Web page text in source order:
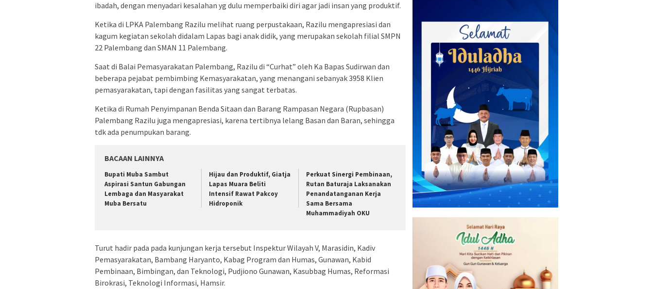
ibadah, dengan menyadari kesalahan yg dulu memperbaiki diri agar jadi insan yang produktif.
Ketika di LPKA Palembang Razilu melihat ruang perpustakaan, Razilu mengapresiasi dan
kagum kegiatan sekolah didalam Lapas bagi anak didik, yang merupakan sekolah filial SMPN
22 Palembang dan SMAN 11 Palembang.
Saat di Balai Pemasyarakatan Palembang, Razilu di “Curhat” oleh Ka Bapas Sudirwan dan
beberapa pejabat pembimbing Kemasyarakatan, yang menangani sebanyak 3958 Klien
pemasyarakatan, tapi dengan fasilitas yang sangat terbatas.
Ketika di Rumah Penyimpanan Benda Sitaan dan Barang Rampasan Negara (Rupbasan)
Palembang Razilu juga mengapresiasi, karena tertibnya lelang Basan dan Baran, sehingga
tdk ada penumpukan barang.
BACAAN LAINNYA
Bupati Muba Sambut
Aspirasi Santun Gabungan
Lembaga dan Masyarakat
Muba Bersatu
Hijau dan Produktif, Giatja
Lapas Muara Beliti
Intensif Rawat Pakcoy
Hidroponik
Perkuat Sinergi Pembinaan,
Rutan Baturaja Laksanakan
Penandatanganan Kerja
Sama Bersama
Muhammadiyah OKU
Turut hadir pada pada kunjungan kerja tersebut Inspektur Wilayah V, Marasidin, Kadiv
Pemasyarakatan, Bambang Haryanto, Kabag Program dan Humas, Gunawan, Kabid
Pembinaan, Bimbingan, dan Teknologi, Pudjiono Gunawan, Kasubbag Humas, Reformasi
Birokrasi, Teknologi Informasi, Hamsir.